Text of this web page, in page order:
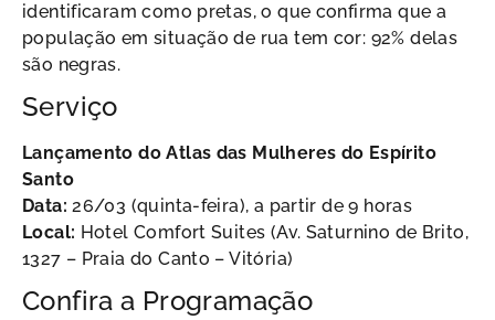
identificaram como pretas, o que confirma que a
população em situação de rua tem cor: 92% delas
são negras.
Serviço
Lançamento do Atlas das Mulheres do Espírito
Santo
Data: 26/03 (quinta-feira), a partir de 9 horas
Local: Hotel Comfort Suites (Av. Saturnino de Brito,
1327 – Praia do Canto – Vitória)
Confira a Programação